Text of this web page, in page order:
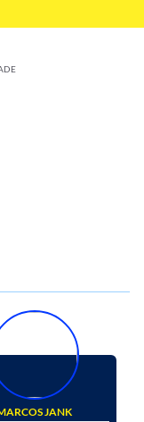
JANK